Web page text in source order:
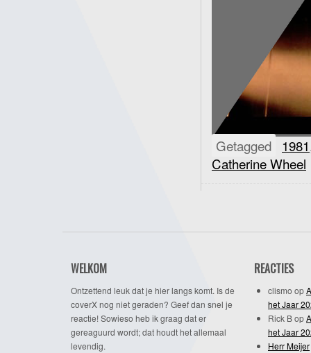
Getagged 1981
Catherine Wheel
WELKOM
Ontzettend leuk dat je hier langs komt. Is de
coverX nog niet geraden? Geef dan snel je
reactie! Sowieso heb ik graag dat er
gereaguurd wordt; dat houdt het allemaal
levendig.
REACTIES
clismo op
het Jaar
Rick Bop
het Jaar
Herr Meijer